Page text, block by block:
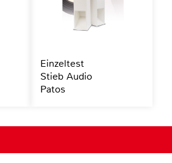
Einzeltest
Stieb Audio
Patos